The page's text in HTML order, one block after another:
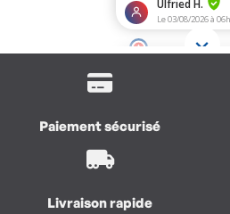
Paiement sécurisé
Livraison rapide